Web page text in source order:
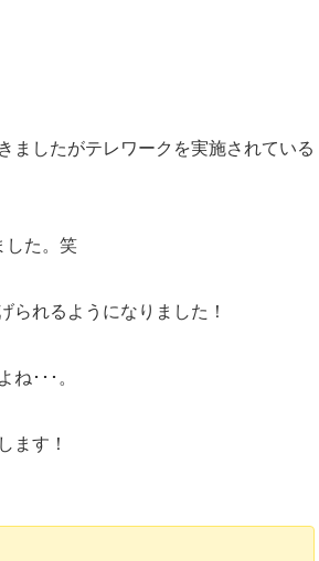
ましたがテレワークを実施されている
した。笑
られるようになりました！
･･･。
ます！